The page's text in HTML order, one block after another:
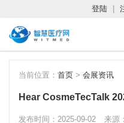
登陆
当前位置： 首页 > 会展资讯
Hear CosmeTecTalk
发布时间：2025-09-02 来源